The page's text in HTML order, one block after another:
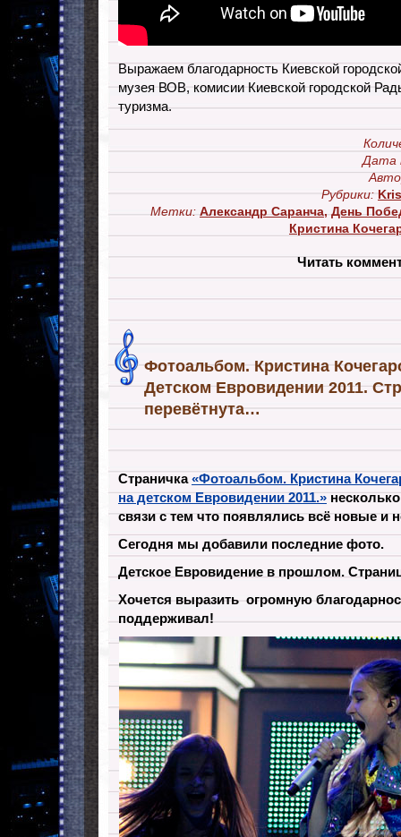
Выражаем благодарность Киевской
музея ВОВ, комисии Киевской городской
туризма.
Дата
Рубрики:
Метки: Александр Саранча,День
Кристина
Читать
Фотоальбом. Кристина
Детском Евровидении 2011.
перевётнута…
Страничка«Фотоальбом. Кристина
на детском Евровидении 2011.»
связи с тем что появлялись всё новые и
Сегодня мы добавили последние фото.
Детское Евровидение в прошлом.
Хочется выразить огромную
поддерживал!